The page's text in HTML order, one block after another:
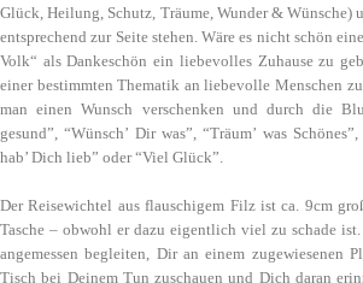
Glück, Heilung, Schutz, Träume, Wunder & Wünsche)
entsprechend zur Seite stehen. Wäre es nicht schön
Volk“ als Dankeschön ein liebevolles Zuhause zu
einer bestimmten Thematik an liebevolle Menschen
man einen Wunsch verschenken und durch die
gesund”, “Wünsch’ Dir was”, “Träum’ was
hab’ Dich lieb” oder “Viel Glück”.
Der Reisewichtel aus flauschigem Filz ist ca. 9cm
Tasche – obwohl er dazu eigentlich viel zu schade
angemessen begleiten, Dir an einem zugewiesenen
Tisch bei Deinem Tun zuschauen und Dich daran